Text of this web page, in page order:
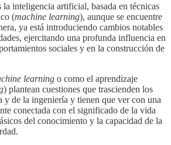
inteligencia artificial, basada en técnicas
(machine learning), aunque se encuentre
ya está introduciendo cambios notables
ejercitando una profunda influencia en
sociales y en la construcción de
learning o como el aprendizaje
) plantean cuestiones que trascienden los
y de la ingeniería y tienen que ver con una
conectada con el significado de la vida
del conocimiento y la capacidad de la